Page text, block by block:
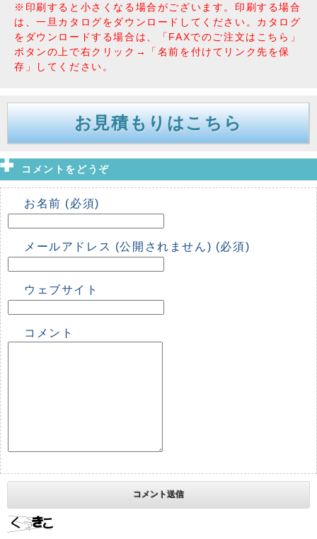
※印刷すると小さくなる場合がございます。印刷する場合
は、一旦カタログをダウンロードしてください。カタログ
をダウンロードする場合は、「FAXでのご注文はこちら」
ボタンの上で右クリック→「名前を付けてリンク先を保
存」してください。
お見積もりはこちら
コメントをどうぞ
お名前 (必須)
メールアドレス (公開されません) (必須)
ウェブサイト
コメント